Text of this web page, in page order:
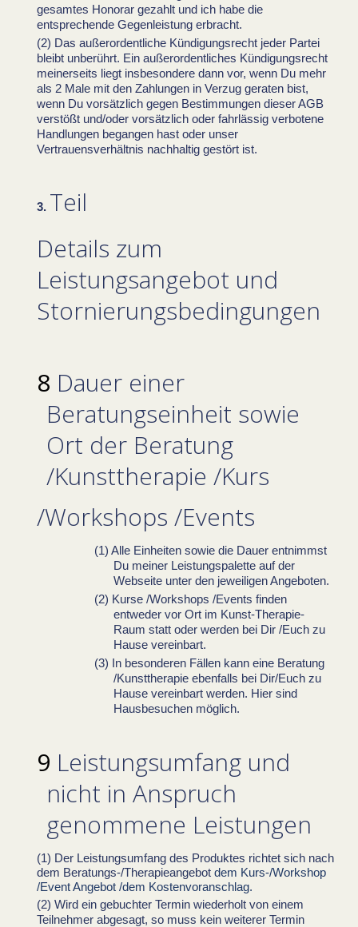
gesamtes Honorar gezahlt und ich habe die
entsprechende Gegenleistung erbracht.
Das außerordentliche Kündigungsrecht jeder Partei
bleibt unberührt. Ein außerordentliches Kündigungsrecht
meinerseits liegt insbesondere dann vor, wenn Du mehr
als 2 Male mit den Zahlungen in Verzug geraten bist,
wenn Du vorsätzlich gegen Bestimmungen dieser AGB
verstößt und/oder vorsätzlich oder fahrlässig verbotene
Handlungen begangen hast oder unser
Vertrauensverhältnis nachhaltig gestört ist.
Teil
Details zum
Leistungsangebot und
Stornierungsbedingungen
Dauer einer
Beratungseinheit sowie
Ort der Beratung
/Kunsttherapie /Kurs
/Workshops /Events
Alle Einheiten sowie die Dauer entnimmst
Du meiner Leistungspalette auf der
Webseite unter den jeweiligen Angeboten.
Kurse /Workshops /Events finden
entweder vor Ort im Kunst-Therapie-
Raum statt oder werden bei Dir /Euch zu
Hause vereinbart.
In besonderen Fällen kann eine Beratung
/Kunsttherapie ebenfalls bei Dir/Euch zu
Hause vereinbart werden. Hier sind
Hausbesuchen möglich.
Leistungsumfang und
nicht in Anspruch
genommene Leistungen
Der Leistungsumfang des Produktes richtet sich nach
dem Beratungs-/Therapieangebot dem Kurs-/Workshop
/Event Angebot /dem Kostenvoranschlag.
Wird ein gebuchter Termin wiederholt von einem
Teilnehmer abgesagt, so muss kein weiterer Termin